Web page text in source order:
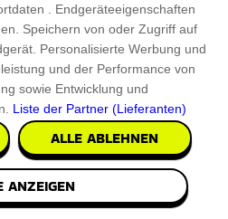
. Endgeräteeigenschaften
Speichern von oder Zugriff auf
Personalisierte Werbung und
und der Performance von
sowie Entwicklung und
Liste der Partner (Lieferanten)
ALLE ABLEHNEN
ANZEIGEN